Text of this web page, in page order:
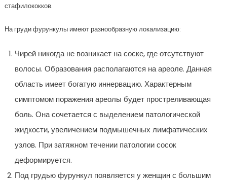
стафилококков.
На груди фурункулы имеют разнообразную локализацию:
Чирей никогда не возникает на соске, где отсутствуют
волосы. Образования располагаются на ареоле. Данная
область имеет богатую иннервацию. Характерным
симптомом поражения ареолы будет простреливающая
боль. Она сочетается с выделением патологической
жидкости, увеличением подмышечных лимфатических
узлов. При затяжном течении патологии сосок
деформируется.
Под грудью фурункул появляется у женщин с большим